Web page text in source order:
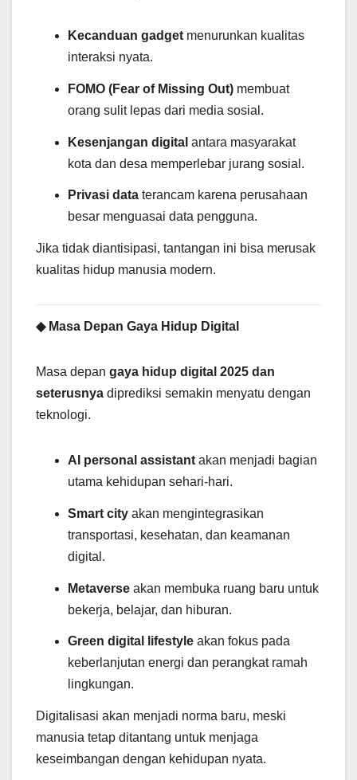
Kecanduan gadget menurunkan kualitas
interaksi nyata.
FOMO (Fear of Missing Out) membuat
orang sulit lepas dari media sosial.
Kesenjangan digital antara masyarakat
kota dan desa memperlebar jurang sosial.
Privasi data terancam karena perusahaan
besar menguasai data pengguna.
Jika tidak diantisipasi, tantangan ini bisa merusak
kualitas hidup manusia modern.
◆ Masa Depan Gaya Hidup Digital
Masa depan gaya hidup digital 2025 dan
seterusnya diprediksi semakin menyatu dengan
teknologi.
AI personal assistant akan menjadi bagian
utama kehidupan sehari-hari.
Smart city akan mengintegrasikan
transportasi, kesehatan, dan keamanan
digital.
Metaverse akan membuka ruang baru untuk
bekerja, belajar, dan hiburan.
Green digital lifestyle akan fokus pada
keberlanjutan energi dan perangkat ramah
lingkungan.
Digitalisasi akan menjadi norma baru, meski
manusia tetap ditantang untuk menjaga
keseimbangan dengan kehidupan nyata.